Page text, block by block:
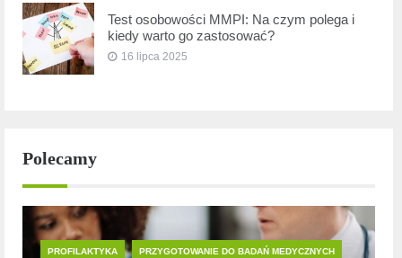
Test osobowości MMPI: Na czym polega i
kiedy warto go zastosować?
16 lipca 2025
Polecamy
PROFILAKTYKA PRZYGOTOWANIE DO BADAŃ MEDYCZNYCH